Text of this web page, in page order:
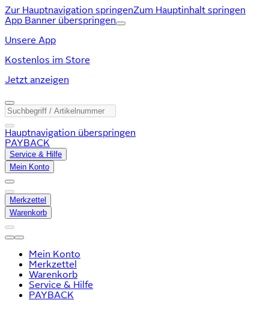
Zur Hauptnavigation springenZum Hauptinhalt springen
App Banner überspringen
Unsere App
Kostenlos im Store
Jetzt anzeigen
Hauptnavigation überspringen
PAYBACK
Service & Hilfe
Mein Konto
Merkzettel
Warenkorb
Mein Konto
Merkzettel
Warenkorb
Service & Hilfe
PAYBACK